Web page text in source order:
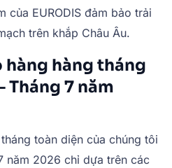
của EURODIS đảm bảo trải
trên khắp Châu Âu.
hàng hàng tháng
Tháng 7 năm
toàn diện của chúng tôi
năm 2026 chỉ dựa trên các